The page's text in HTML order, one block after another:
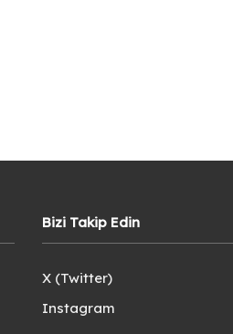
Bizi Takip Edin
X (Twitter)
Instagram